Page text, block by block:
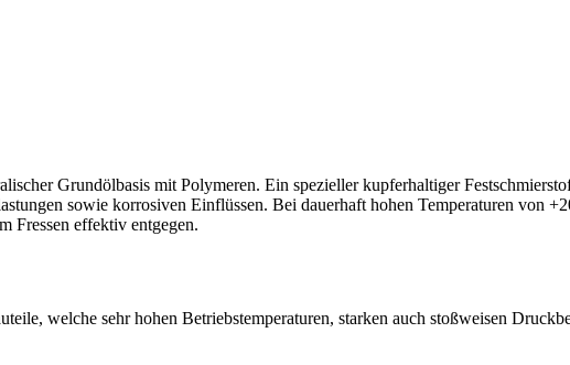
Grundölbasis mit Polymeren. Ein spezieller kupferhaltiger
sowie korrosiven Einflüssen. Bei dauerhaft hohen Temperaturen von
Fressen effektiv entgegen.
welche sehr hohen Betriebstemperaturen, starken auch stoßweisen